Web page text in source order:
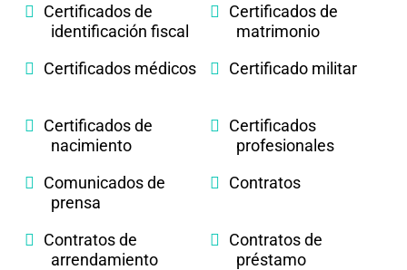
Certificados de
identificación fiscal
Certificados de
matrimonio
Certificados médicos
Certificado militar
Certificados de
nacimiento
Certificados
profesionales
Comunicados de
prensa
Contratos
Contratos de
arrendamiento
Contratos de
préstamo